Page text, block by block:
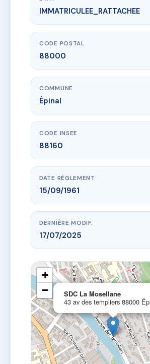
www.vme.plus/AC6738306
SDC La Mosellane
43 av des templiers
IMMATRICULEE_RATTACHEE
CODE POSTAL
88000
COMMUNE
Épinal
CODE INSEE
88160
DATE RÈGLEMENT
15/09/1961
DERNIÈRE MODIF.
17/07/2025
SDC La Mosellane
43 av des templiers 88000
+
−